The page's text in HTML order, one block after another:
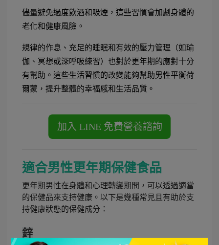
儘量避免過度飲酒和吸煙，這些習慣會加劇身體的
老化和健康風險。
規律的作息、充足的睡眠和有效的壓力管理（如瑜
伽、冥想或深呼吸練習）也對於更年期的應對十分
有幫助。這些生活習慣的改變能夠幫助男性平衡荷
爾蒙，提升整體的幸福感和生活品質。
適合男性更年期保健食品
更年期男性在身體和心理轉變期間，可以透過適當
的保健品來支持健康。以下是幾種常見且有助於支
持健康狀態的保健成分：
鋅